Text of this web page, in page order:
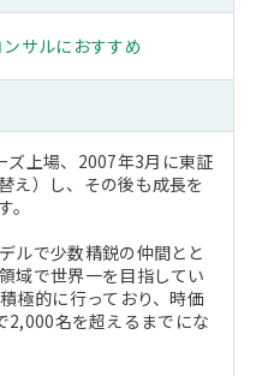
サルにおすすめ
ズ上場、2007年3月に東証
え）し、その後も成長を
ルで少数精鋭の仲間とと
域で世界一を目指してい
極的に行っており、時価
2,000名を超えるまでにな